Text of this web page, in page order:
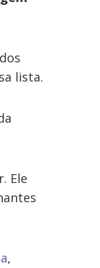
lista.
Ele
,